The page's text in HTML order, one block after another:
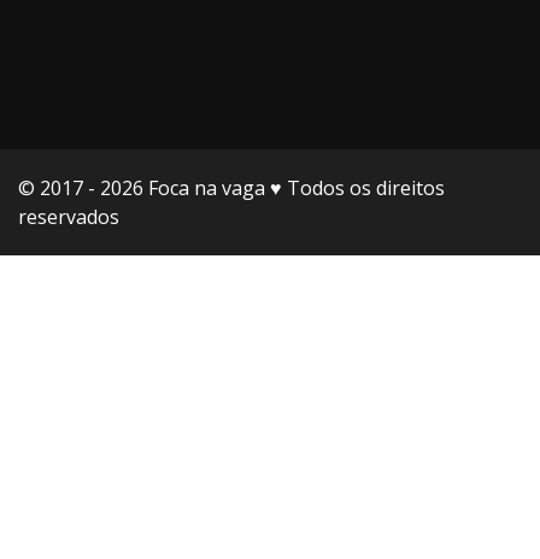
© 2017 - 2026 Foca na vaga ♥️ Todos os direitos
reservados